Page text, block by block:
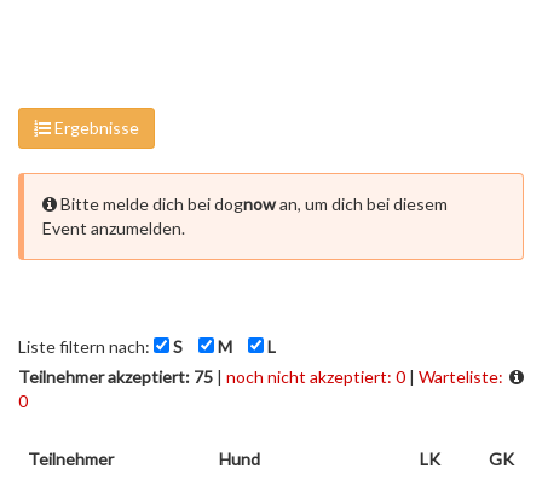
Ergebnisse
Bitte melde dich bei dognowan, um dich bei diesem
Event anzumelden.
Liste filtern nach: S M
L
Teilnehmer akzeptiert: 75 | noch nicht akzeptiert: 0 | Warteliste:
0
Teilnehmer Hund LK GK